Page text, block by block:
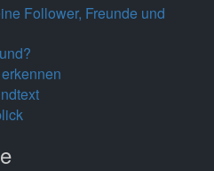
Follower, Freunde und